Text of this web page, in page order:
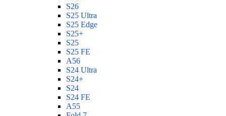
S26
S25 Ultra
S25 Edge
S25+
S25
S25 FE
A56
S24 Ultra
S24+
S24
S24 FE
A55